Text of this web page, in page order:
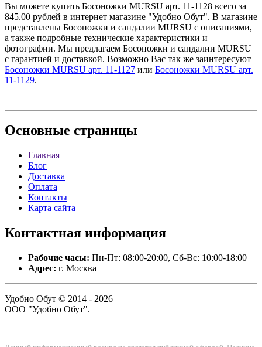
Вы можете купить Босоножки MURSU арт. 11-1128 всего за
845.00 рублей в интернет магазине "Удобно Обут". В магазине
представлены Босоножки и сандалии MURSU с описаниями,
а также подробные технические характеристики и
фотографии. Мы предлагаем Босоножки и сандалии MURSU
с гарантией и доставкой. Возможно Вас так же заинтересуют
Босоножки MURSU арт. 11-1127 или Босоножки MURSU арт.
11-1129.
Основные страницы
Главная
Блог
Доставка
Оплата
Контакты
Карта сайта
Контактная информация
Рабочие часы: Пн-Пт: 08:00-20:00, Сб-Вс: 10:00-18:00
Адрес: г. Москва
Удобно Обут © 2014 - 2026
ООО "Удобно Обут".